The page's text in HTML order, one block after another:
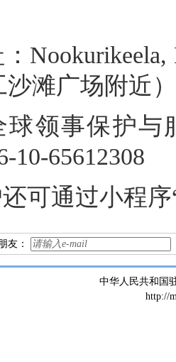
Nookurikeela,
沙滩广场附近）
球领事保护与
10-65612308
可通过小程
友：
中华人民共和国
http://